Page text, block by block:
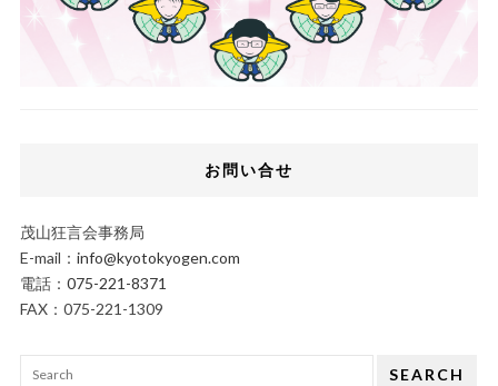
お問い合せ
茂山狂言会事務局
E-mail： info@kyotokyogen.com
電話： 075-221-8371
FAX：075-221-1309
SEARCH